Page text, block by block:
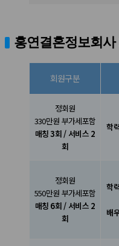
홍연결혼정보회사
회원구분
정회원
330만원 부가세포함
매칭 3회 / 서비스 2
회
학
정회원
550만원 부가세포함
매칭 6회 / 서비스 2
회
학
배